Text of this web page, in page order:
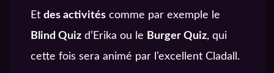
Et des activités comme par exemple le
Blind Quiz d’Erika ou le Burger Quiz, qui
cette fois sera animé par l’excellent Cladall.